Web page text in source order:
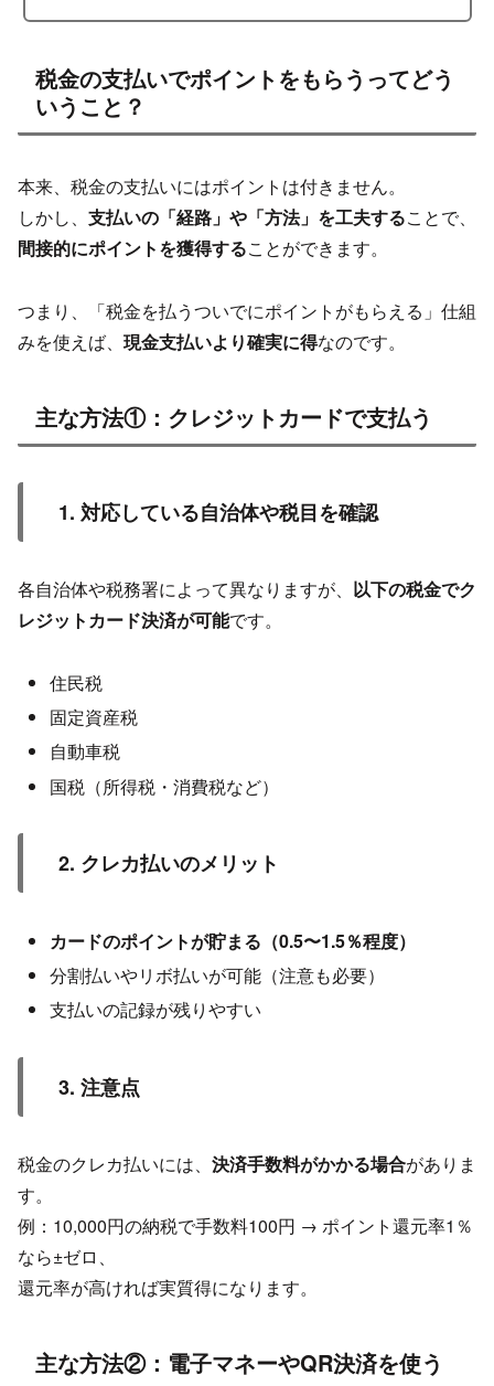
税金の支払いでポイントをもらうってどう
いうこと？
本来、税金の支払いにはポイントは付きません。
しかし、 支払いの「経路」や「方法」を工夫することで、
間接的にポイントを獲得することができます。
つまり、「税金を払うついでにポイントがもらえる」仕組
みを使えば、 現金支払いより確実に得なのです。
主な方法①：クレジットカードで支払う
1. 対応している自治体や税目を確認
各自治体や税務署によって異なりますが、 以下の税金でク
レジットカード決済が可能です。
住民税
固定資産税
自動車税
国税（所得税・消費税など）
2. クレカ払いのメリット
カードのポイントが貯まる（0.5〜1.5％程度）
分割払いやリボ払いが可能（注意も必要）
支払いの記録が残りやすい
3. 注意点
税金のクレカ払いには、 決済手数料がかかる場合がありま
す。
例：10,000円の納税で手数料100円 → ポイント還元率1％
なら±ゼロ、
還元率が高ければ実質得になります。
主な方法②：電子マネーやQR決済を使う